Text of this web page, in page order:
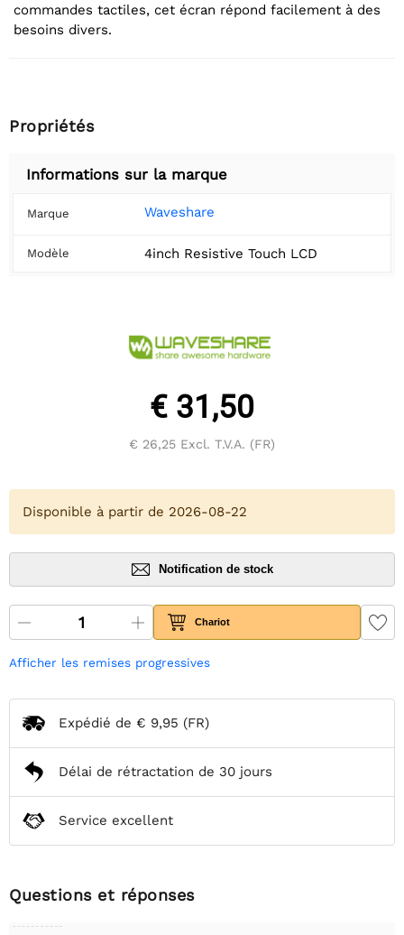
commandes tactiles, cet écran répond facilement à des
besoins divers.
Propriétés
Informations sur la marque
Marque Waveshare
Modèle 4inch Resistive Touch LCD
€ 31,50
€ 26,25 Excl. T.V.A. (FR)
Disponible à partir de 2026-08-22
Notification de stock
Chariot
Afficher les remises progressives
Expédié de € 9,95 (FR)
Délai de rétractation de 30 jours
Service excellent
Questions et réponses